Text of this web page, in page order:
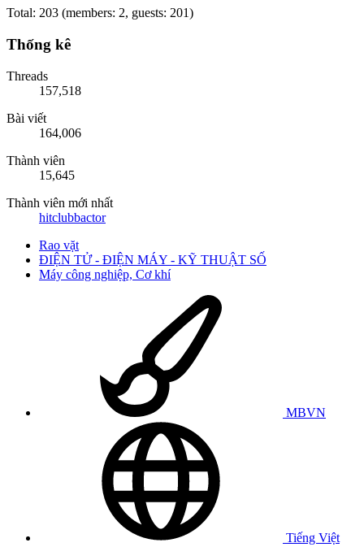
Total: 203 (members: 2, guests: 201)
Thống kê
Threads
157,518
Bài viết
164,006
Thành viên
15,645
Thành viên mới nhất
hitclubbactor
Rao vặt
ĐIỆN TỬ - ĐIỆN MÁY - KỸ THUẬT SỐ
Máy công nghiệp, Cơ khí
MBVN
Tiếng Việt